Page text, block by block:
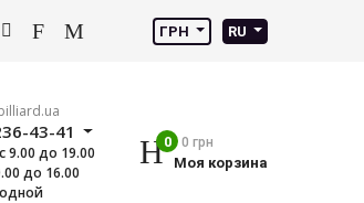
ГРН RU
43-41
9.00 до 19.00
до 16.00
0 0 грн
Моя корзина